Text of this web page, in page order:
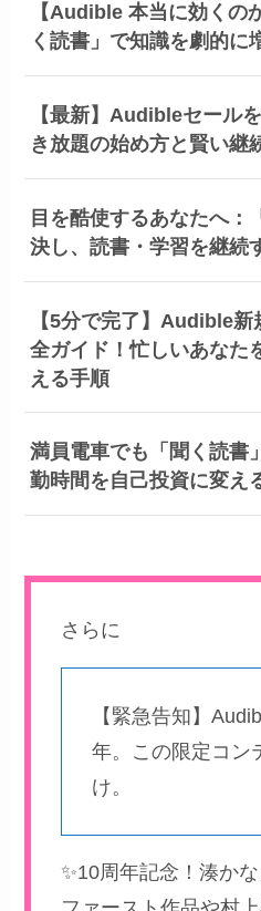
【Audible 本当に効くの
く読書」で知識を劇的に
【最新】Audibleセール
き放題の始め方と賢い継
目を酷使するあなたへ：
決し、読書・学習を継続
【5分で完了】Audible
全ガイド！忙しいあなた
える手順
満員電車でも「聞く読書
勤時間を自己投資に変え
さらに
【緊急告知】
年。この限定コン
け。
✨10周年記念！湊か